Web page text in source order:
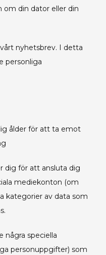
om din dator eller din
nyhetsbrev. I detta
personliga
ålder för att ta emot
dig för att ansluta dig
mediekonton (om
kategorier av data som
några speciella
personuppgifter) som